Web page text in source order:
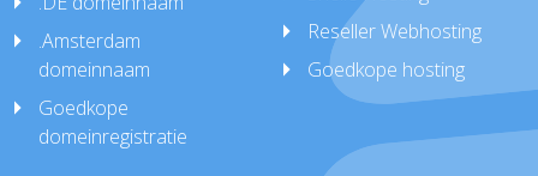
.Amsterdam
domeinnaam
Goedkope
domeinregistratie
Reseller Webhosting
Goedkope hosting